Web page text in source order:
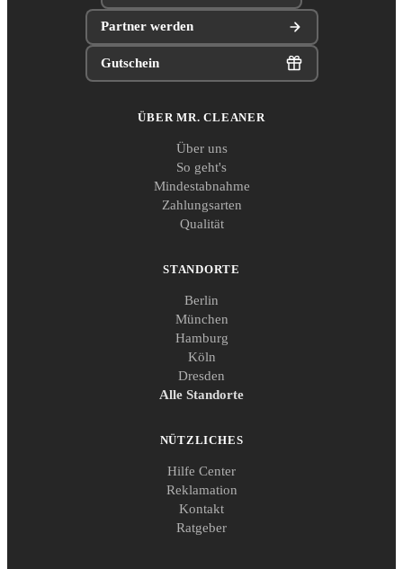
Partner werden
Gutschein
ÜBER MR. CLEANER
Über uns
So geht's
Mindestabnahme
Zahlungsarten
Qualität
STANDORTE
Berlin
München
Hamburg
Köln
Dresden
Alle Standorte
NÜTZLICHES
Hilfe Center
Reklamation
Kontakt
Ratgeber